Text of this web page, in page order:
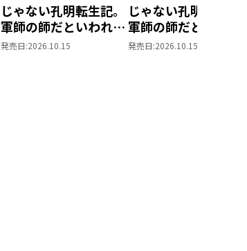
じゃない孔明転生記。
軍師の師だといわれま
しても
発売日:2026.10.15
じゃない孔明転生記
軍師の師だといわれ
しても5
発売日:2026.10.15